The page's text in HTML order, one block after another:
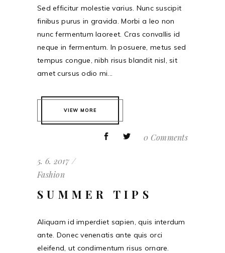
Sed efficitur molestie varius. Nunc suscipit
finibus purus in gravida. Morbi a leo non
nunc fermentum laoreet. Cras convallis id
neque in fermentum. In posuere, metus sed
tempus congue, nibh risus blandit nisl, sit
amet cursus odio mi...
VIEW MORE
0 Comments
5. 6. 2017
Fashion
SUMMER TIPS
Aliquam id imperdiet sapien, quis interdum
ante. Donec venenatis ante quis orci
eleifend, ut condimentum risus ornare.